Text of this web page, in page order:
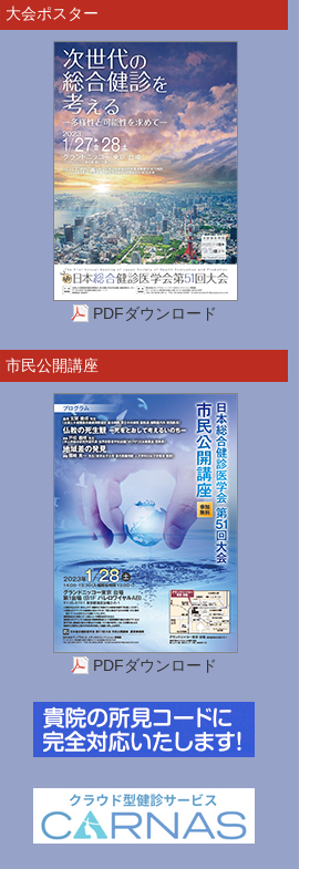
大会ポスター
PDFダウンロード
市民公開講座
PDFダウンロード